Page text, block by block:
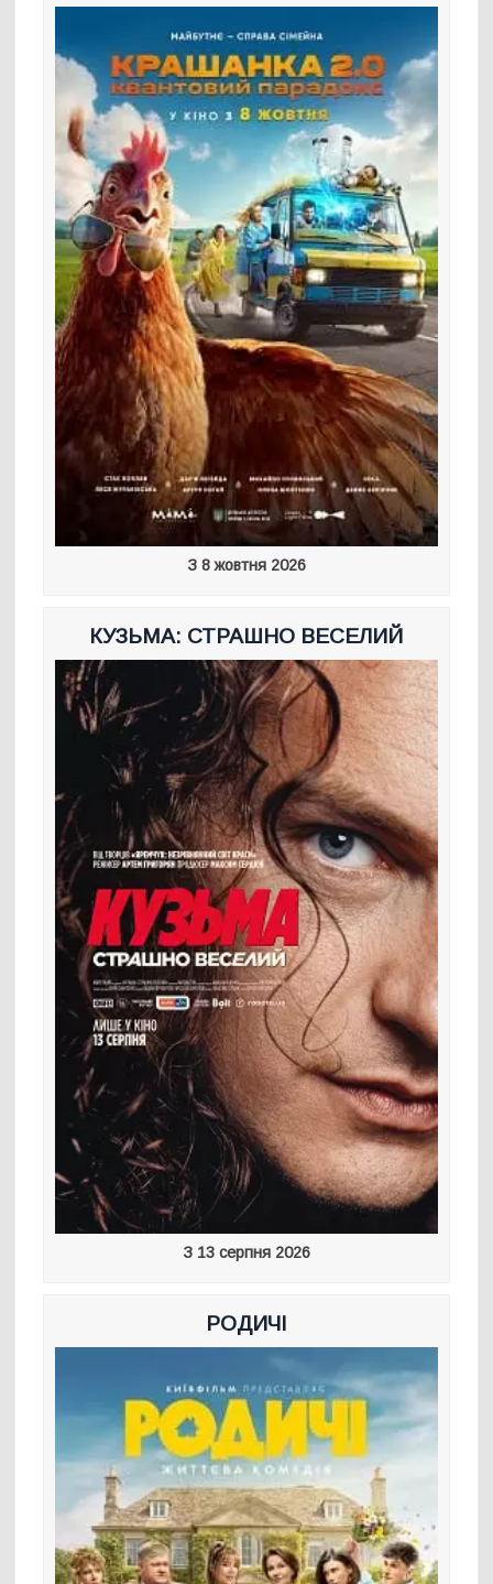
З 8 жовтня 2026
КУЗЬМА: СТРАШНО ВЕСЕЛИЙ
З 13 серпня 2026
РОДИЧІ